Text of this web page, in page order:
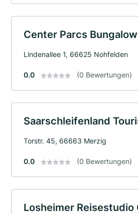
Center Parcs
Lindenallee 1, 66625 Nohfelden
0.0 (0 Bewertungen)
Saarschleifenland
Torstr. 45, 66663 Merzig
0.0 (0 Bewertungen)
Losheimer Reisestudio